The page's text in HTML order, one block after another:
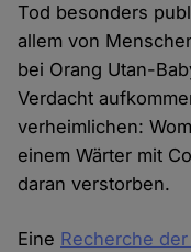
Tod besonders
allem von
bei Orang Utan-
Verdacht
verheimlichen:
einem Wärter mit
daran verstorben.
Eine Recherche